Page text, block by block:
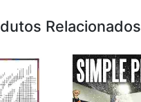
Relacionados